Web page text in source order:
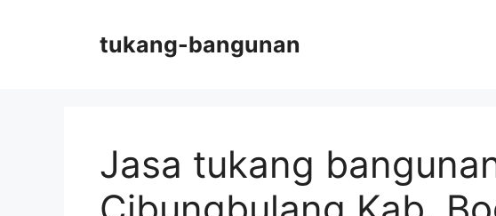
tukang-bangunan
Jasa tukang